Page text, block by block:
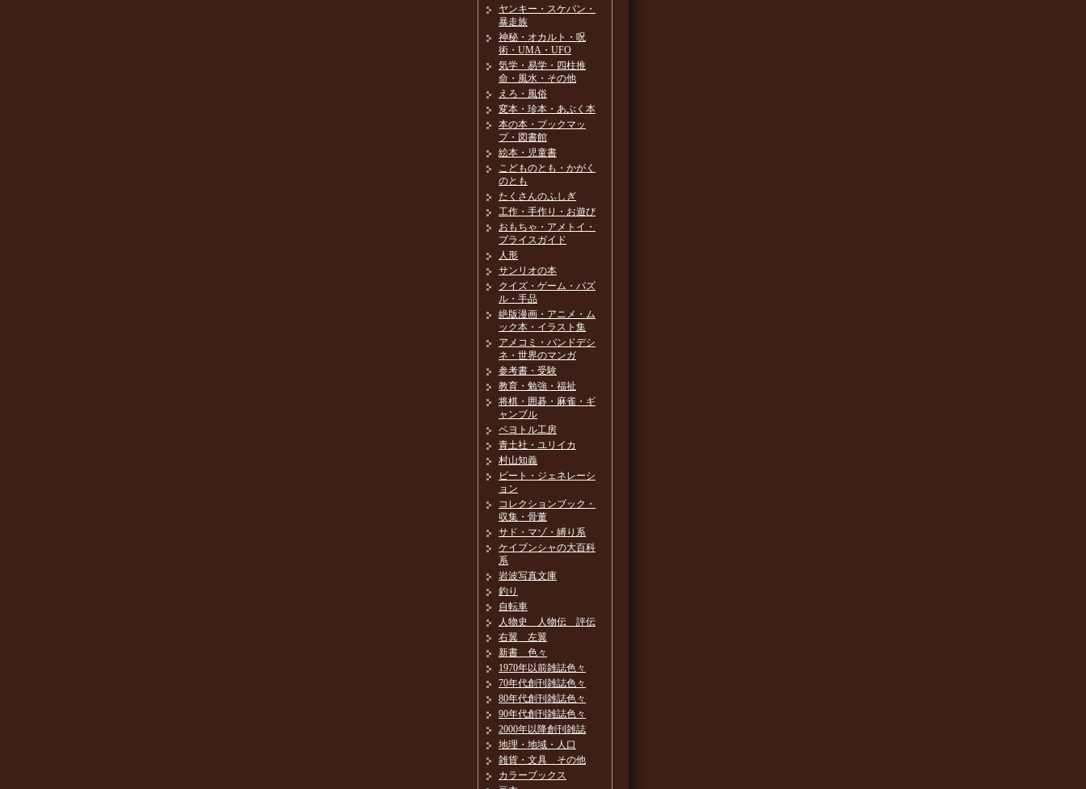
ヤンキー・スケバン・
暴走族
神秘・オカルト・呪
術・UMA・UFO
気学・易学・四柱推
命・風水・その他
えろ・風俗
変本・珍本・あぶく本
本の本・ブックマッ
プ・図書館
絵本・児童書
こどものとも・かがく
のとも
たくさんのふしぎ
工作・手作り・お遊び
おもちゃ・アメトイ・
プライスガイド
人形
サンリオの本
クイズ・ゲーム・パズ
ル・手品
絶版漫画・アニメ・ム
ック本・イラスト集
アメコミ・バンドデシ
ネ・世界のマンガ
参考書・受験
教育・勉強・福祉
将棋・囲碁・麻雀・ギ
ャンブル
ペヨトル工房
青土社・ユリイカ
村山知義
ビート・ジェネレーシ
ョン
コレクションブック・
収集・骨董
サド・マゾ・縛り系
ケイブンシャの大百科
系
岩波写真文庫
釣り
自転車
人物史 人物伝 評伝
右翼 左翼
新書 色々
1970年以前雑誌色々
70年代創刊雑誌色々
80年代創刊雑誌色々
90年代創刊雑誌色々
2000年以降創刊雑誌
地理・地域・人口
雑貨・文具 その他
カラーブックス